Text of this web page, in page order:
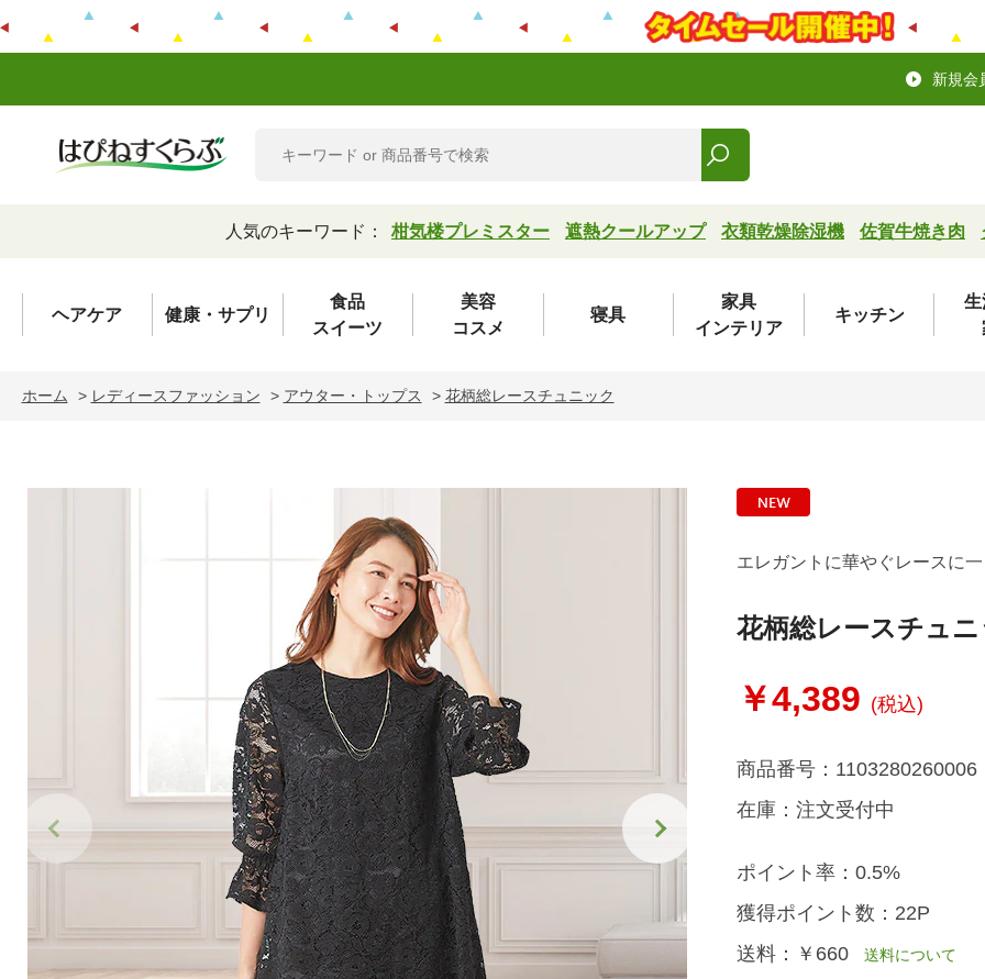
新規会
人気のキーワード： 柑気楼プレミスター 遮熱クールアップ 衣類乾燥除湿機 佐賀牛焼き肉
ヘアケア 健康・サプリ
食品
スイーツ
美容
コスメ
寝具
家具
インテリア
キッチン
生
ホーム > レディースファッション > アウター・トップス > 花柄総レースチュニック
エレガントに華やぐレースに
花柄総レースチュ
￥4,389 (税込)
商品番号： 1103280260006
在庫： 注文受付中
ポイント率： 0.5%
獲得ポイント数： 22P
送料： ￥660送料について